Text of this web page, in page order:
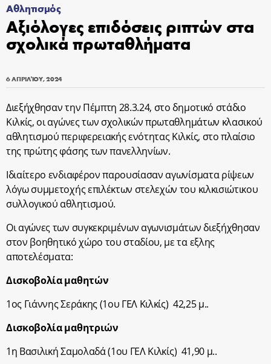
Αθλητισμός
Αξιόλογες επιδόσεις ριπτών στα
σχολικά πρωταθλήματα
6 ΑΠΡΙΛΊΟΥ, 2024
Διεξήχθησαν την Πέμπτη 28.3.24, στο δημοτικό στάδιο
Κιλκίς, οι αγώνες των σχολικών πρωταθλημάτων κλασικού
αθλητισμού περιφερειακής ενότητας Κιλκίς, στο πλαίσιο
της πρώτης φάσης των πανελληνίων.
Ιδιαίτερο ενδιαφέρον παρουσίασαν αγωνίσματα ρίψεων
λόγω συμμετοχής επιλέκτων στελεχών του κιλκισιώτικου
συλλογικού αθλητισμού.
Οι αγώνες των συγκεκριμένων αγωνισμάτων διεξήχθησαν
στον βοηθητικό χώρο του σταδίου, με τα εξλης
αποτελέσματα:
Δισκοβολία μαθητών
1ος Γιάννης Σεράκης (1ου ΓΕΛ Κιλκίς) 42,25 μ..
Δισκοβολία μαθητριών
1η Βασιλική Σαμολαδά (1ου ΓΕΛ Κιλκίς) 41,90 μ..